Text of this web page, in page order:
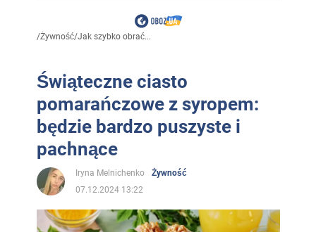
/Żywność/Jak szybko obrać...
Świąteczne ciasto
pomarańczowe z syropem:
będzie bardzo puszyste i
pachnące
Iryna Melnichenko
Żywność
07.12.2024 13:22